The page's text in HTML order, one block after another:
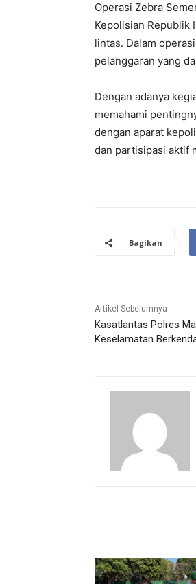
Operasi Zebra
Kepolisian Republik
lintas. Dalam
pelanggaran yang
Dengan adanya
memahami
dengan aparat
dan partisipasi aktif
Bagikan
Artikel Sebelumnya
Kasatlantas Polres
Keselamatan